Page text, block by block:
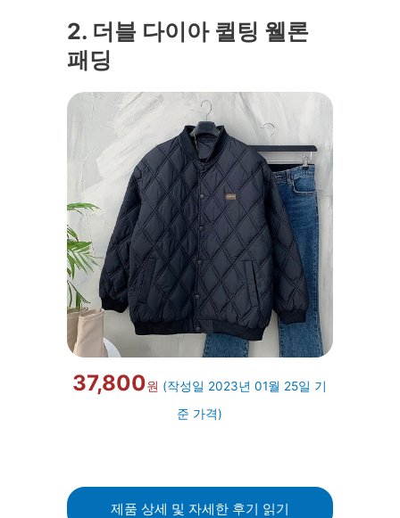
2. 더블 다이아 퀼팅 웰론
패딩
37,800원 (작성일 2023년 01월 25일 기
준 가격)
제품 상세 및 자세한 후기 읽기